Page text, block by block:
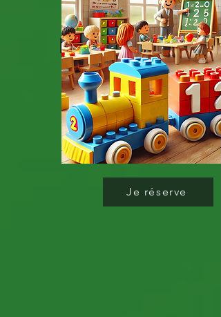
e des
Mathemat
iques
Je réserve